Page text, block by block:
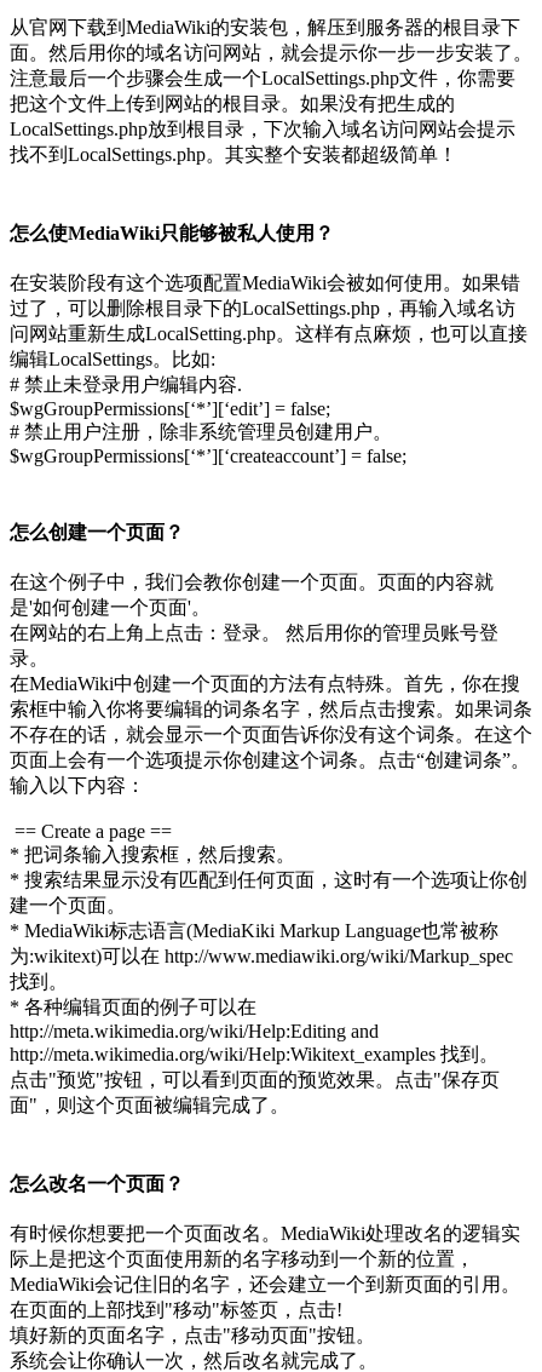
传
文
件
从官网下载到MediaWiki的安装包，解压到服务器的根目录下
面。然后用你的域名访问网站，就会提示你一步一步安装了。
注意最后一个步骤会生成一个LocalSettings.php文件，你需要
把这个文件上传到网站的根目录。如果没有把生成的
LocalSettings.php放到根目录，下次输入域名访问网站会提示
找不到LocalSettings.php。其实整个安装都超级简单！
怎么使MediaWiki只能够被私人使用？
在安装阶段有这个选项配置MediaWiki会被如何使用。如果错
过了，可以删除根目录下的LocalSettings.php，再输入域名访
问网站重新生成LocalSetting.php。这样有点麻烦，也可以直接
编辑LocalSettings。比如:
# 禁止未登录用户编辑内容.
$wgGroupPermissions[‘*’][‘edit’] = false;
# 禁止用户注册，除非系统管理员创建用户。
$wgGroupPermissions[‘*’][‘createaccount’] = false;
怎么创建一个页面？
在这个例子中，我们会教你创建一个页面。页面的内容就
是'如何创建一个页面'。
在网站的右上角上点击：登录。 然后用你的管理员账号登
录。
在MediaWiki中创建一个页面的方法有点特殊。首先，你在搜
索框中输入你将要编辑的词条名字，然后点击搜索。如果词条
不存在的话，就会显示一个页面告诉你没有这个词条。在这个
页面上会有一个选项提示你创建这个词条。点击“创建词条”。
输入以下内容：
== Create a page ==
* 把词条输入搜索框，然后搜索。
* 搜索结果显示没有匹配到任何页面，这时有一个选项让你创
建一个页面。
* MediaWiki标志语言(MediaKiki Markup Language也常被称
为:wikitext)可以在 http://www.mediawiki.org/wiki/Markup_spec
找到。
* 各种编辑页面的例子可以在
http://meta.wikimedia.org/wiki/Help:Editing and
http://meta.wikimedia.org/wiki/Help:Wikitext_examples 找到。
点击"预览"按钮，可以看到页面的预览效果。点击"保存页
面"，则这个页面被编辑完成了。
怎么改名一个页面？
有时候你想要把一个页面改名。MediaWiki处理改名的逻辑实
际上是把这个页面使用新的名字移动到一个新的位置，
MediaWiki会记住旧的名字，还会建立一个到新页面的引用。
在页面的上部找到"移动"标签页，点击!
填好新的页面名字，点击"移动页面"按钮。
系统会让你确认一次，然后改名就完成了。